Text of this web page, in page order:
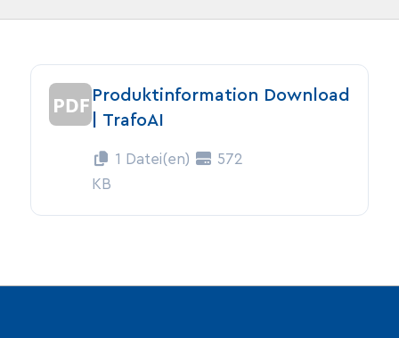
Produktinformation
| TrafoAI
1 Datei(en)
572
KB
Download